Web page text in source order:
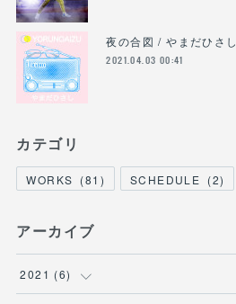
夜の合図 / やまだひさし
2021.04.03 00:41
カテゴリ
WORKS (81 ) SCHEDULE (2)
アーカイブ
2021 (6)